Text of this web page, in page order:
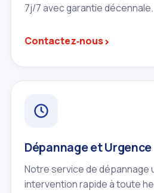
7j/7 avec garantie décennale.
Contactez‑nous›
Dépannage et Urgence
Notre service de dépannage
intervention rapide à toute